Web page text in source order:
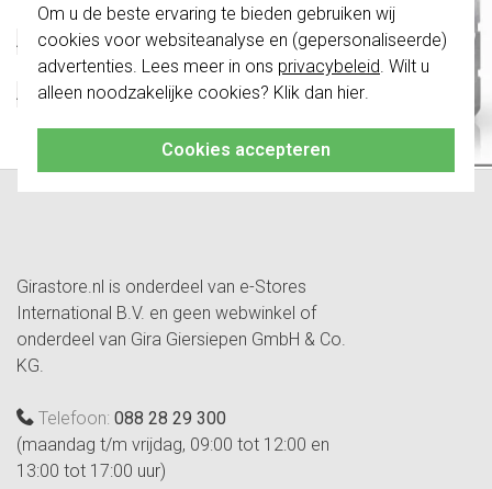
Om u de beste ervaring te bieden gebruiken wij
cookies voor websiteanalyse en (gepersonaliseerde)
advertenties. Lees meer in ons privacybeleid. Wilt u
alleen noodzakelijke cookies? Klik dan hier.
Cookies accepteren
Kleur
Zwart
Afsluitbaar
Nee
Met klapdeksel
Nee
Afmetingen
Overig
Girastore.nl is onderdeel van e-Stores
International B.V. en geen webwinkel of
onderdeel van Gira Giersiepen GmbH & Co.
KG.
Telefoon: 088 28 29 300
(maandag t/m vrijdag, 09:00 tot 12:00 en
13:00 tot 17:00 uur)
schakelwippen zijn vernieuwd. Ze zijn
niette combineren met de schakelaars
van vóór augustus 2024.
Klik hiervoor meer informatie, zodat je